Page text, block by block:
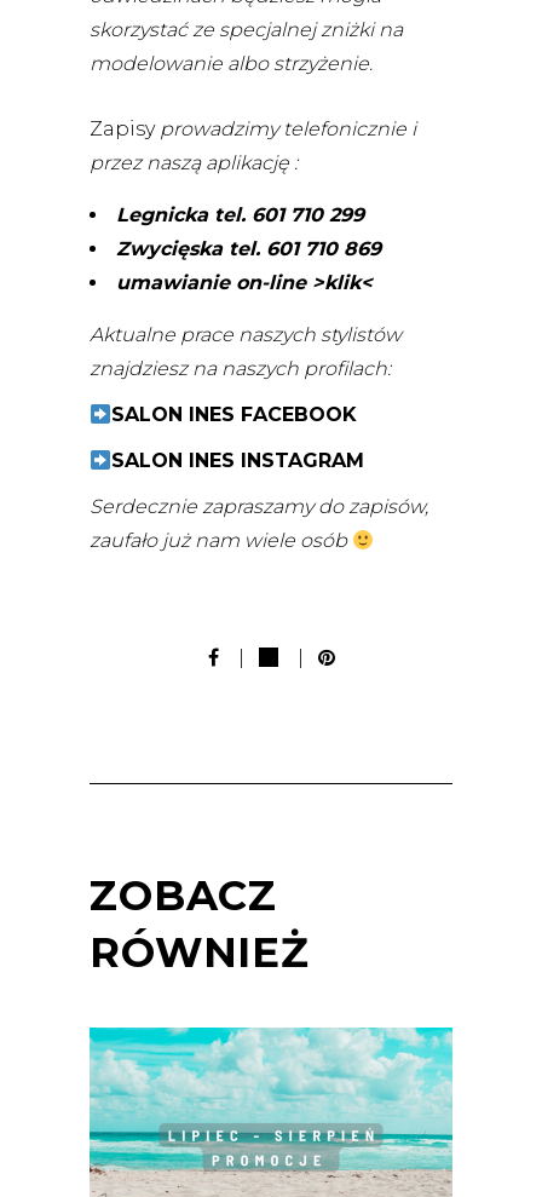
skorzystać ze specjalnej zniżki na
modelowanie albo strzyżenie.
Zapisyprowadzimy telefonicznie i
przez naszą aplikację :
Legnicka tel. 601 710 299
Zwycięska tel. 601 710 869
umawianie on-line >klik<
Aktualne prace naszych stylistów
znajdziesz na naszych profilach:
SALON INES FACEBOOK
SALON INES INSTAGRAM
Serdecznie zapraszamy do zapisów,
zaufało już nam wiele osób
ZOBACZ
RÓWNIEŻ